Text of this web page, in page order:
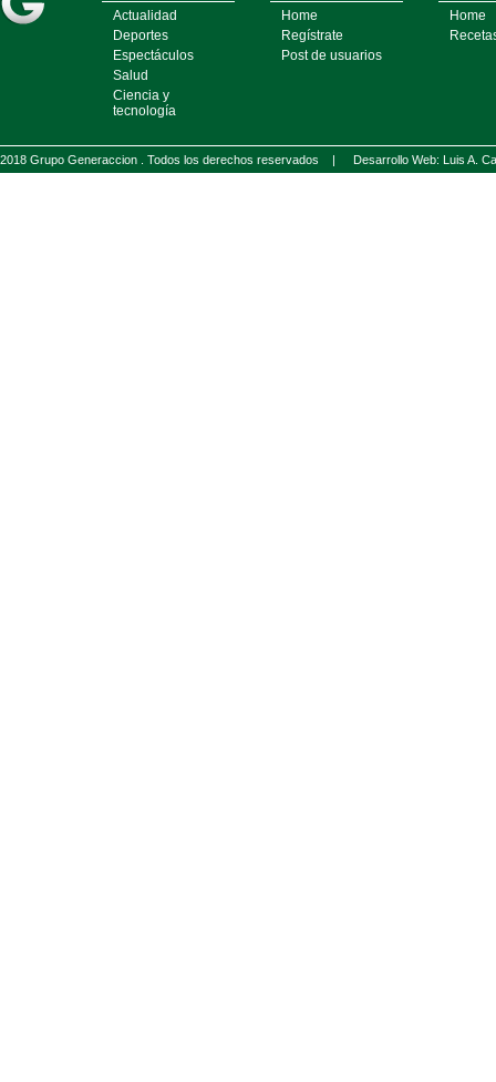
Actualidad
Deportes
Espectáculos
Salud
Ciencia y
tecnología
Home
Regístrate
Post de usuarios
Home
2018 Grupo Generaccion . Todos los derechos reservados | Desarrollo Web: Luis